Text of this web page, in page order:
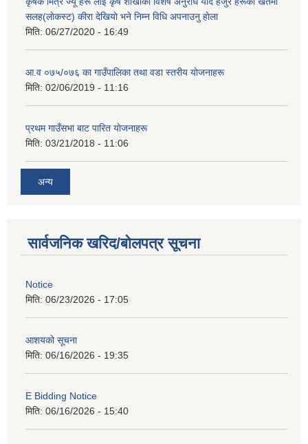
सलह(लाेकस्ट) कीरा देखियाे भने निम्न विधि अपनाउनु हाेला
मिति: 06/27/2020 - 16:49
आ‍.व ०७५/०७६ का गाउँपालिका तथा वडा स्तरीय याेजनाहरू
मिति: 02/06/2019 - 11:16
प्रथम गाउँसभा बाट पारित याेजनाहरू
मिति: 03/21/2018 - 11:06
अन्य
सार्वजनिक खरिद/बोलपत्र सूचना
Notice
मिति: 06/23/2026 - 17:05
आशयको सूचना
मिति: 06/16/2026 - 19:35
E Bidding Notice
मिति: 06/16/2026 - 15:40